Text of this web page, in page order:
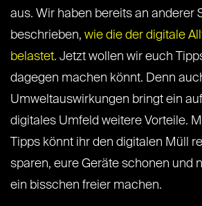
aus. Wir haben bereits an anderer
beschrieben, wie die der digitale
belastet. Jetzt wollen wir euch
dagegen machen könnt. Denn
Umweltauswirkungen bringt ein
digitales Umfeld weitere Vorteile.
Tipps könnt ihr den digitalen Müll
sparen, eure Geräte schonen und
ein bisschen freier machen.